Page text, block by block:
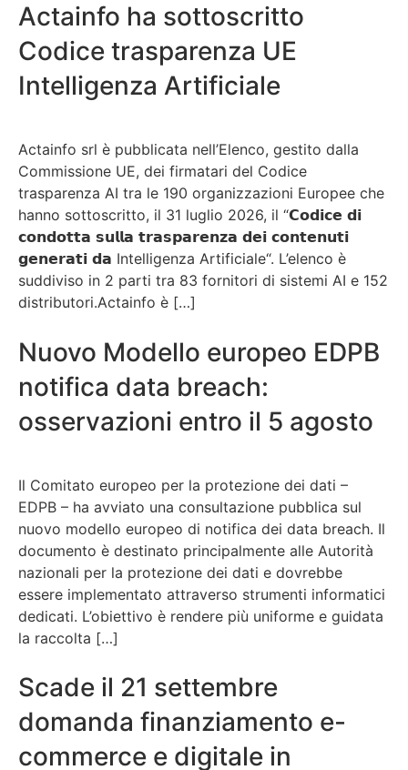
Actainfo ha sottoscritto
Codice trasparenza UE
Intelligenza Artificiale
Actainfo srl è pubblicata nell’Elenco, gestito dalla
Commissione UE, dei firmatari del Codice
trasparenza AI tra le 190 organizzazioni Europee che
hanno sottoscritto, il 31 luglio 2026, il “𝗖𝗼𝗱𝗶𝗰𝗲 𝗱𝗶
𝗰𝗼𝗻𝗱𝗼𝘁𝘁𝗮 𝘀𝘂𝗹𝗹𝗮 𝘁𝗿𝗮𝘀𝗽𝗮𝗿𝗲𝗻𝘇𝗮 𝗱𝗲𝗶 𝗰𝗼𝗻𝘁𝗲𝗻𝘂𝘁𝗶
𝗴𝗲𝗻𝗲𝗿𝗮𝘁𝗶 𝗱𝗮 Intelligenza Artificiale“. L’elenco è
suddiviso in 2 parti tra 83 fornitori di sistemi AI e 152
distributori.Actainfo è […]
Nuovo Modello europeo EDPB
notifica data breach:
osservazioni entro il 5 agosto
Il Comitato europeo per la protezione dei dati –
EDPB – ha avviato una consultazione pubblica sul
nuovo modello europeo di notifica dei data breach. Il
documento è destinato principalmente alle Autorità
nazionali per la protezione dei dati e dovrebbe
essere implementato attraverso strumenti informatici
dedicati. L’obiettivo è rendere più uniforme e guidata
la raccolta […]
Scade il 21 settembre
domanda finanziamento e-
commerce e digitale in